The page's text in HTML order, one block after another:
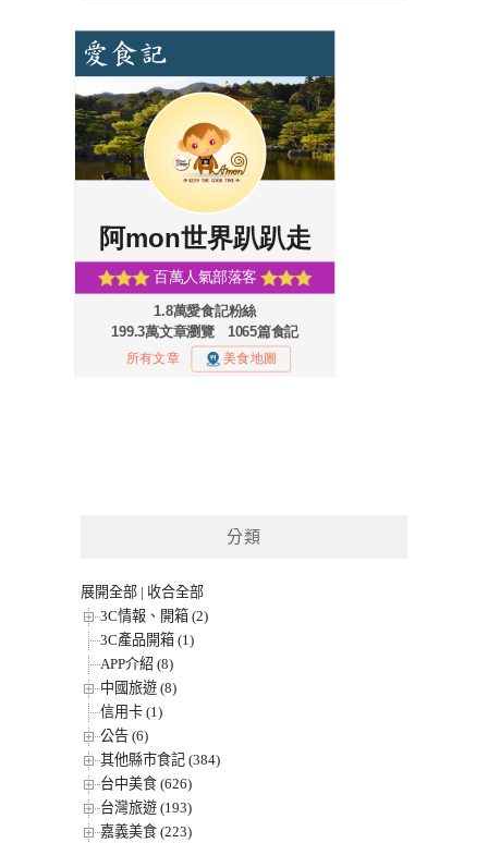
分類
展開全部 | 收合全部
3C情報、開箱 (2)
3C產品開箱 (1)
APP介紹 (8)
中國旅遊 (8)
信用卡 (1)
公告 (6)
其他縣市食記 (384)
台中美食 (626)
台灣旅遊 (193)
嘉義美食 (223)